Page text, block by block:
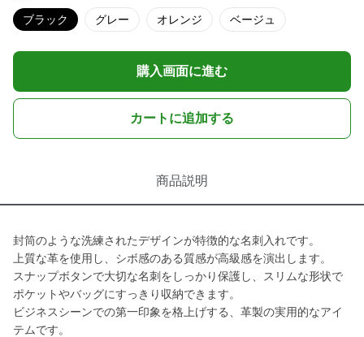
ブラック グレー オレンジ ベージュ
購入画面に進む
カートに追加する
商品説明
封筒のような洗練されたデザインが特徴的な名刺入れです。
上質な革を使用し、シボ感のある質感が高級感を演出します。
スナップボタンで大切な名刺をしっかり保護し、スリムな形状で
ポケットやバッグにすっきり収納できます。
ビジネスシーンでの第一印象を格上げする、革製の実用的なアイ
テムです。